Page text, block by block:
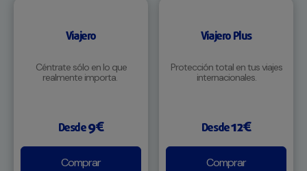
Viajero
Céntrate sólo en lo que
realmente importa.
Desde9€
Comprar
Viajero Plus
Protección total en tus viajes
internacionales.
Desde12€
Comprar